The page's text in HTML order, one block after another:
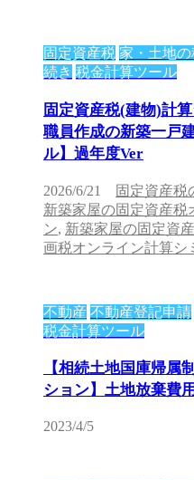
固定資産税 家・土地の
続き 税金計算ツール
固定資産税(建物)計
職員作成の新築一戸
ル】過年度Ver
2026/6/21 固定資産税
新築家屋の固定資産税
ン, 新築家屋の固定資
画税オンライン計算シ
不動産 不動産登記申請
税金計算ツール
【相続土地国庫帰属
ション】土地放棄費
2023/4/5